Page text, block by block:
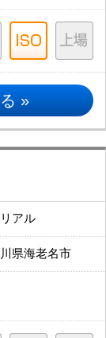
»
アル
県海老名市